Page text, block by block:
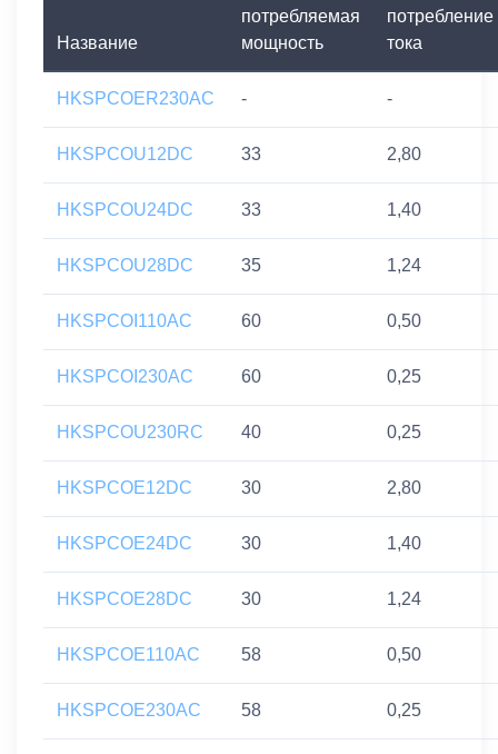
Название
потребляемая
мощность
потребление
тока
HKSPCOER230AC - -
HKSPCOU12DC 33 2,80
HKSPCOU24DC 33 1,40
HKSPCOU28DC 35 1,24
HKSPCOI110AC 60 0,50
HKSPCOI230AC 60 0,25
HKSPCOU230RC 40 0,25
HKSPCOE12DC 30 2,80
HKSPCOE24DC 30 1,40
HKSPCOE28DC 30 1,24
HKSPCOE110AC 58 0,50
HKSPCOE230AC 58 0,25